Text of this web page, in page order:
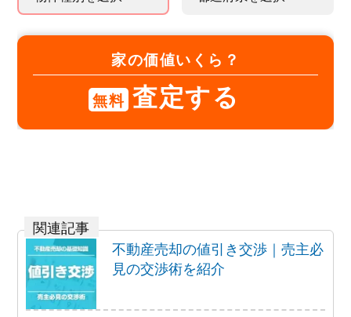
家の価値いくら？
無料 査定する
不動産売却の値引き交渉｜売主必
見の交渉術を紹介